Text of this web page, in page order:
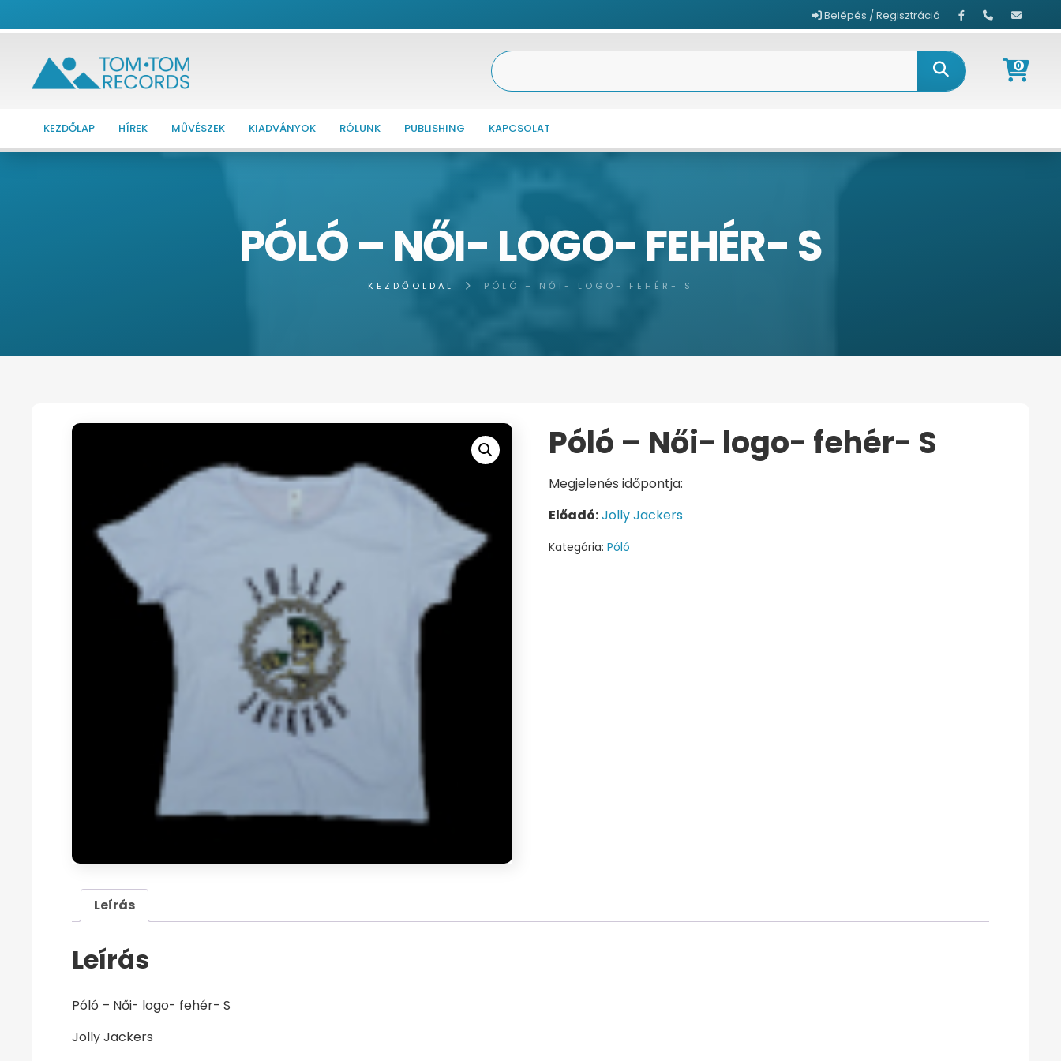
Belépés / Regisztráció
0
KEZDŐLAP HÍREK MŰVÉSZEK KIADVÁNYOK RÓLUNK PUBLISHING KAPCSOLAT
PÓLÓ – NŐI- LOGO- FEHÉR- S
KEZDŐOLDAL PÓLÓ – NŐI- LOGO- FEHÉR- S
Póló – Női- logo- fehér- S
Megjelenés időpontja:
Előadó:Jolly Jackers
Kategória:Póló
Leírás
Leírás
Póló – Női- logo- fehér- S
Jolly Jackers